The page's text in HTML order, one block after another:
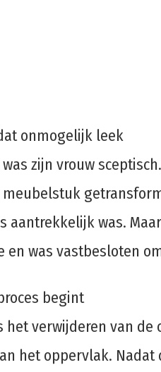
onmogelijk leek
zijn vrouw
meubelstuk
aantrekkelijk was.
en was vastbesloten
begint
het verwijderen van
het oppervlak. Nadat